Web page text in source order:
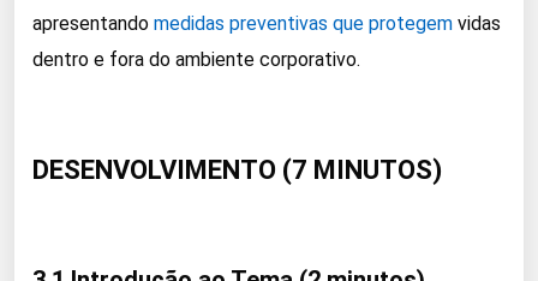
apresentando medidas preventivas que protegem vidas
dentro e fora do ambiente corporativo.
DESENVOLVIMENTO (7 MINUTOS)